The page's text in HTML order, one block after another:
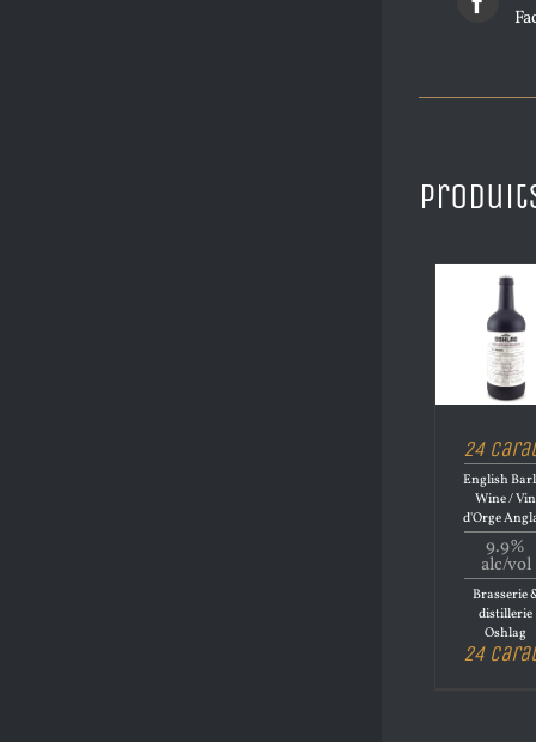
24
English
Wine / Vin
d'Orge
9.9%
alc/vol
Brasserie
distillerie
Oshlag
24